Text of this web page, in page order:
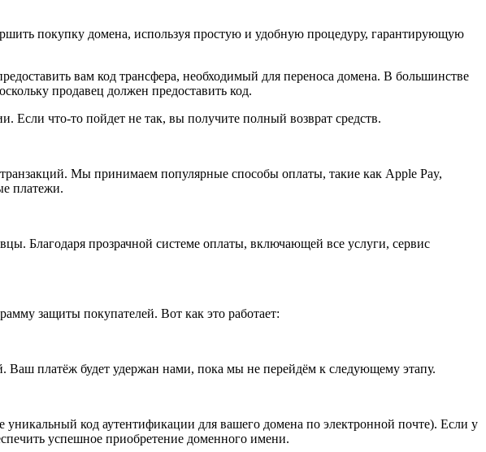
покупку домена, используя простую и удобную процедуру, гарантирующую
вам код трансфера, необходимый для переноса домена. В большинстве
продавец должен предоставить код.
Если что-то пойдет не так, вы получите полный возврат средств.
Мы принимаем популярные способы оплаты, такие как Apple Pay,
платежи.
Благодаря прозрачной системе оплаты, включающей все услуги, сервис
защиты покупателей. Вот как это работает:
Ваш платёж будет удержан нами, пока мы не перейдём к следующему этапу.
код аутентификации для вашего домена по электронной почте). Если у
успешное приобретение доменного имени.